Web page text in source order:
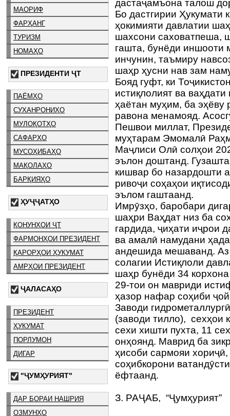
МАОРИФ
ФАРҲАНГ
ТУРИЗМ
НОМАҲО
ПРЕЗИДЕНТИ ҶТ
ПАЁМҲО
СУХАНРОНИҲО
МУЛОҚОТҲО
САФАРҲО
МУСОҲИБАҲО
МАҚОЛАҲО
БАРҚИЯҲО
ҲУҶҶАТҲО
ҚОНУНҲОИ ҶТ
ФАРМОНҲОИ ПРЕЗИДЕНТ
ҚАРОРҲОИ ҲУКУМАТ
АМРҲОИ ПРЕЗИДЕНТ
ҶАЛАСАҲО
ПРЕЗИДЕНТ
ҲУКУМАТ
ПОРЛУМОН
ДИГАР
"ҶУМҲУРИЯТ"
ДАР БОРАИ НАШРИЯ
ОЗМУНҲО
дастаҷамъона талош
Бо дастгирии Ҳукумати
ҳокимияти давлатии
шахсони саховатпеша,
гашта, бунёди иншооти
инчунин, таъмиру
шаҳр ҳусни нав зам
Бояд гуфт, ки
истиқлолият ва
ҳаётан муҳим, ба эҳёву
равона менамояд.
Пешвои миллат,
муҳтарам Эмомалӣ
Маҷлиси Олӣ солҳои
эълон доштанд.
кишвар бо назардошти
ривоҷи соҳаҳои
эълом гаштаанд.
Имрӯзҳо, баробари
шаҳри Ваҳдат низ ба
гардида, ҷиҳати иҷрои
ва амалӣ намудани
андешида мешаванд.
солагии Истиқлоли
шаҳр бунёди 34
29-тои он мавриди
ҳазор нафар соҳиби
Заводи
(заводи тилло), сехҳои
сехи хишти пухта, 11
онҳоянд. Маврид ба
ҳисоби сармояи
соҳибкорони
ёфтаанд.
З. РАҶАБ, “Ҷумҳурият”